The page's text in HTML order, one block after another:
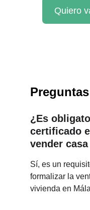
Quiero
¿Es
certificado
vender
Sí, es un
formalizar la
vivienda en